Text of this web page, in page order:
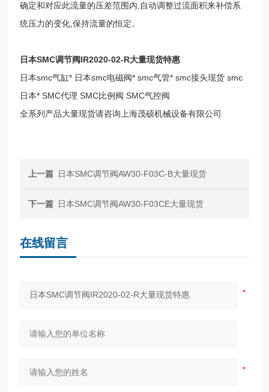
确定和对应此流量的压差范围内,自动调整过流面积来补偿系
统压力的变化,保持流量的恒定。
日本SMC调节阀IR2020-02-R大量现货特惠
日本smc气缸* 日本smc电磁阀* smc气管* smc接头现货 smc
日本* SMC代理 SMC比例阀 SMC气控阀
全系列产品大量现货请咨询上海茂硕机械设备有限公司
上一篇 日本SMC调节阀AW30-F03C-B大量现货
下一篇 日本SMC调节阀AW30-F03CE大量现货
在线留言